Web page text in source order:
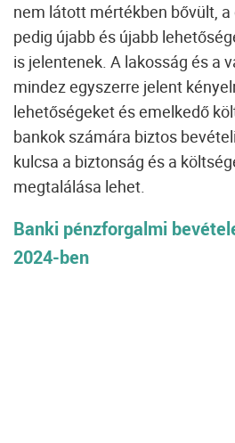
nem látott mértékben bővült,
pedig újabb és újabb
is jelentenek. A lakosság és a
mindez egyszerre jelent
lehetőségeket és emelkedő
bankok számára biztos
kulcsa a biztonság és a
megtalálása lehet.
Banki pénzforgalmi
2024-ben